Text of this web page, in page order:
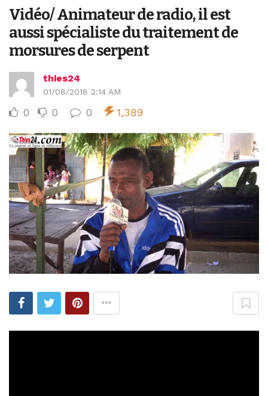
Vidéo/ Animateur de radio, il est
aussi spécialiste du traitement de
morsures de serpent
thies24
01/08/2018 2:14 AM
0 0 0 1,389